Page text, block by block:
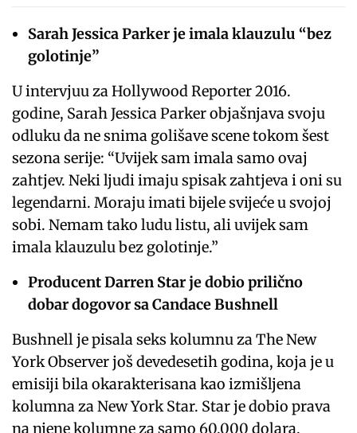
Sarah Jessica Parker je imala klauzulu “bez
golotinje”
U intervjuu za Hollywood Reporter 2016.
godine, Sarah Jessica Parker objašnjava svoju
odluku da ne snima golišave scene tokom šest
sezona serije: “Uvijek sam imala samo ovaj
zahtjev. Neki ljudi imaju spisak zahtjeva i oni su
legendarni. Moraju imati bijele svijeće u svojoj
sobi. Nemam tako ludu listu, ali uvijek sam
imala klauzulu bez golotinje.”
Producent Darren Star je dobio prilično
dobar dogovor sa Candace Bushnell
Bushnell je pisala seks kolumnu za The New
York Observer još devedesetih godina, koja je u
emisiji bila okarakterisana kao izmišljena
kolumna za New York Star. Star je dobio prava
na njene kolumne za samo 60.000 dolara.